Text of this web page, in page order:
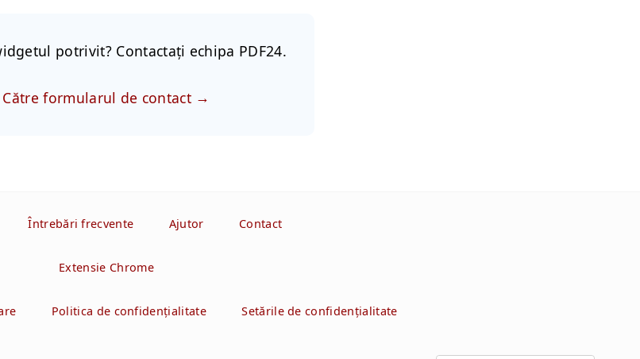
potrivit? Contactați echipa PDF24.
Către formularul de contact
Întrebări frecvente Ajutor Contact
Extensie Chrome
Politica de confidenţialitate Setările de confidențialitate